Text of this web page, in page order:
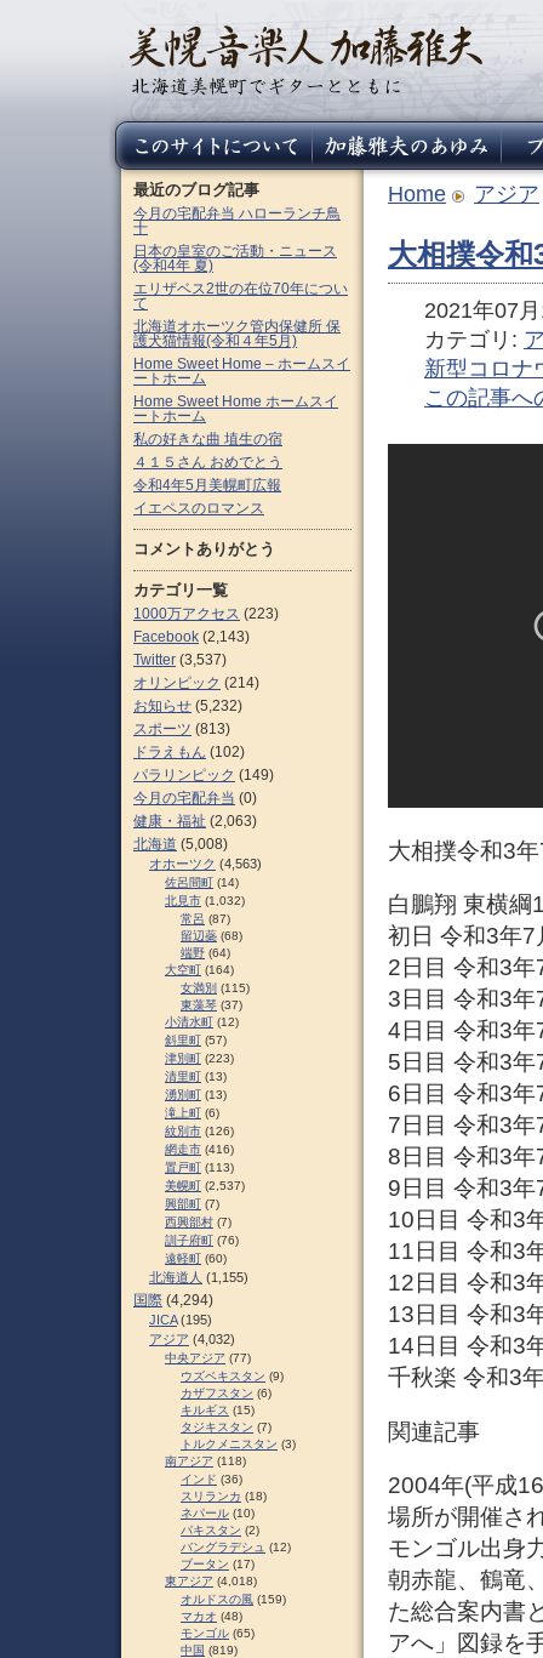
Home アジア
大相撲令
2021年07
カテゴリ:
新型コロナ
この記事へ
大相撲令和3
白鵬翔 東横綱
初日 令和3年7
2日目 令和3
3日目 令和3年
4日目 令和3年
5日目 令和3
6日目 令和3
7日目 令和3
8日目 令和3年
9日目 令和3
10日目 令和3
11日目 令和3
12日目 令和3
13日目 令和3
14日目 令和3
千秋楽 令和3
関連記事
2004年(平成
場所が開催さ
モンゴル出身
朝赤龍、鶴竜
た総合案内書
アへ」図録を
最近のブログ記事
今月の宅配弁当 ハローランチ鳥
十
日本の皇室のご活動・ニュース
(令和4年 夏)
エリザベス2世の在位70年につい
て
北海道オホーツク管内保健所 保
護犬猫情報(令和４年5月)
Home Sweet Home – ホームスイ
ートホーム
Home Sweet Home ホームスイ
ートホーム
私の好きな曲 埴生の宿
４１５さん おめでとう
令和4年5月美幌町広報
イエペスのロマンス
コメントありがとう
カテゴリ一覧
1000万アクセス (223)
Facebook (2,143)
Twitter (3,537)
オリンピック (214)
お知らせ (5,232)
スポーツ (813)
ドラえもん (102)
パラリンピック (149)
今月の宅配弁当 (0)
健康・福祉 (2,063)
北海道 (5,008)
オホーツク (4,563)
佐呂間町 (14)
北見市 (1,032)
常呂 (87)
留辺蘂 (68)
端野 (64)
大空町 (164)
女満別 (115)
東藻琴 (37)
小清水町 (12)
斜里町 (57)
津別町 (223)
清里町 (13)
湧別町 (13)
滝上町 (6)
紋別市 (126)
網走市 (416)
置戸町 (113)
美幌町 (2,537)
興部町 (7)
西興部村 (7)
訓子府町 (76)
遠軽町 (60)
北海道人 (1,155)
国際 (4,294)
JICA(195)
アジア (4,032)
中央アジア (77)
ウズベキスタン (9)
カザフスタン (6)
キルギス (15)
タジキスタン (7)
トルクメニスタン (3)
南アジア (118)
インド (36)
スリランカ (18)
ネパール (10)
パキスタン (2)
バングラデシュ (12)
ブータン (17)
東アジア (4,018)
オルドスの風 (159)
マカオ (48)
モンゴル (65)
中国 (819)